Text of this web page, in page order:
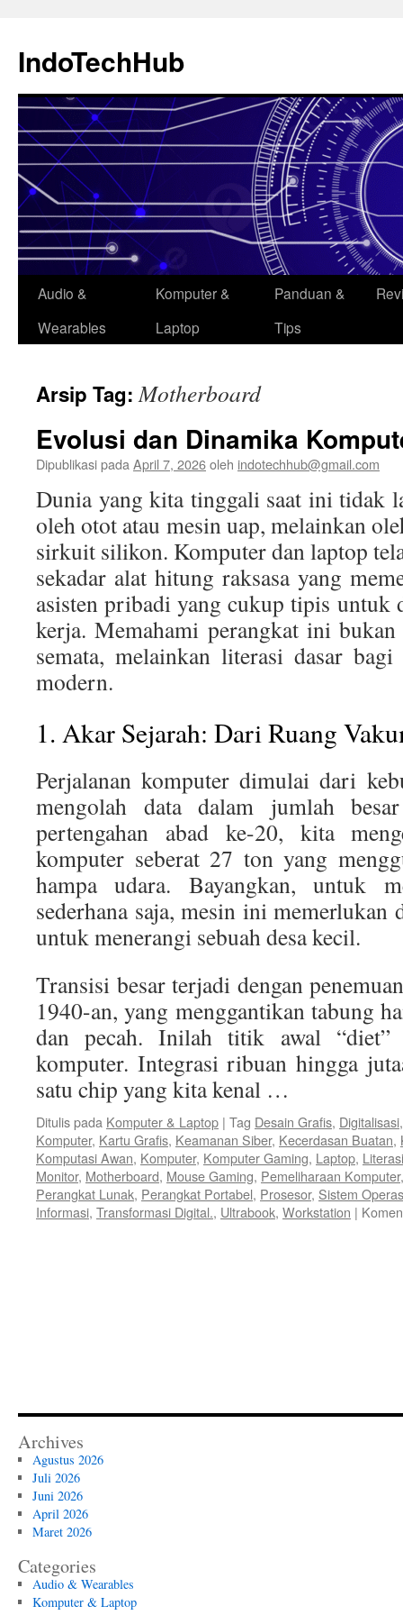
isi
IndoTechHub
Audio &
Wearables
Komputer &
Laptop
Panduan &
Tips
Arsip Tag:Motherboard
Evolusi dan Dinamika
Dipublikasi pada April 7, 2026oleh indotechhub@gmail.com
Dunia yang kita tinggali saat ini tidak
oleh otot atau mesin uap, melainkan
sirkuit silikon. Komputer dan laptop
sekadar alat hitung raksasa yang
asisten pribadi yang cukup tipis untuk
kerja. Memahami perangkat ini
semata, melainkan literasi dasar
modern.
1. Akar Sejarah: Dari Ruang
Perjalanan komputer dimulai dari
mengolah data dalam jumlah
pertengahan abad ke-20, kita
komputer seberat 27 ton yang
hampa udara. Bayangkan, untuk
sederhana saja, mesin ini
untuk menerangi sebuah desa kecil.
Transisi besar terjadi dengan
1940-an, yang menggantikan tabung
dan pecah. Inilah titik awal “diet”
komputer. Integrasi ribuan hingga
satu chip yang kita kenal …
Ditulis pada Komputer & Laptop | Tag Desain Grafis, Digitalisasi
Komputer, Kartu Grafis, Keamanan Siber, Kecerdasan Buatan,
Komputasi Awan, Komputer, Komputer Gaming, Laptop,
Monitor, Motherboard, Mouse Gaming, Pemeliharaan Komputer
Perangkat Lunak, Perangkat Portabel, Prosesor, Sistem
Informasi, Transformasi Digital., Ultrabook, Workstation |
Archives
Agustus 2026
Juli 2026
Juni 2026
April 2026
Maret 2026
Categories
Audio & Wearables
Komputer & Laptop